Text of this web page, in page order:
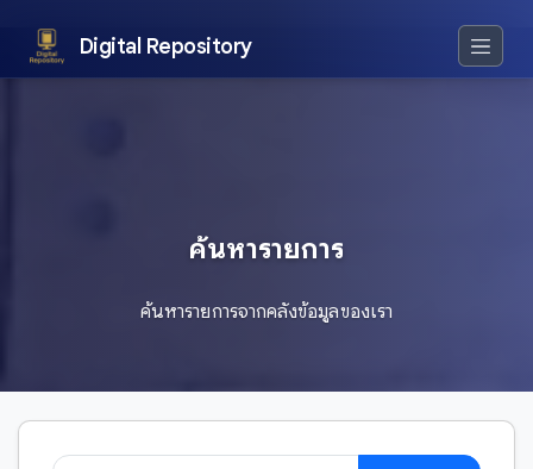
Digital Repository
ค้นหารายการ
ค้นหารายการจากคลังข้อมูลของเรา